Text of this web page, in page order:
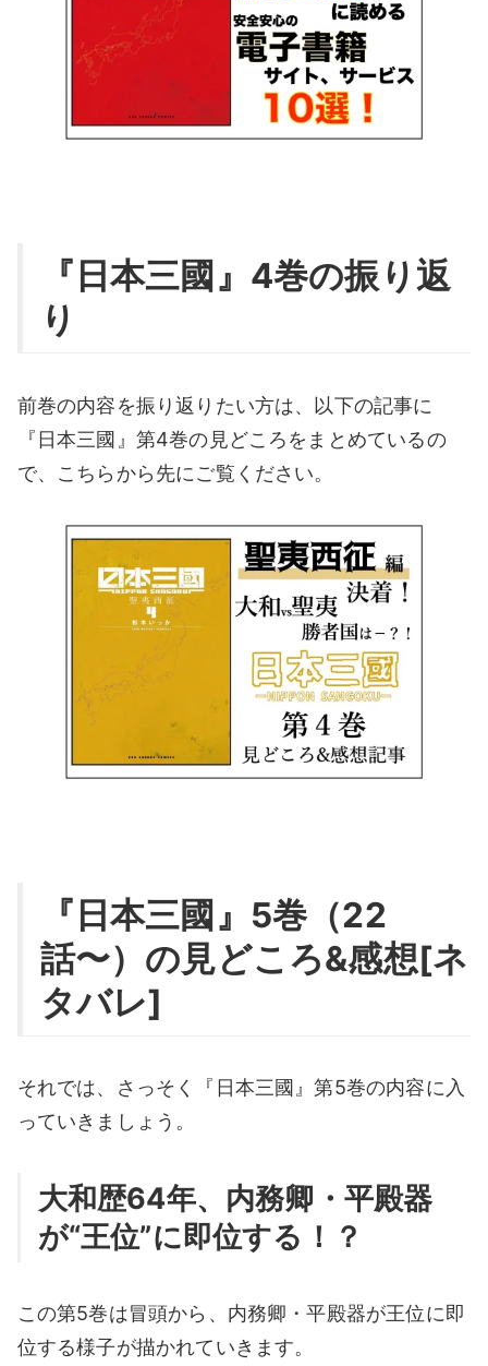
『日本三國 』4巻の振り返
り
前巻の内容を振り返りたい方は、以下の記事に
『日本三國』第4巻の見どころをまとめているの
で、こちらから先にご覧ください。
『日本三國』5巻（22
話〜）の見どころ&感想[ネ
タバレ]
それでは、さっそく『日本三國』第5巻の内容に入
っていきましょう。
大和歴64年、内務卿・平殿器
が“王位”に即位する！？
この第5巻は冒頭から、内務卿・平殿器が王位に即
位する様子が描かれていきます。